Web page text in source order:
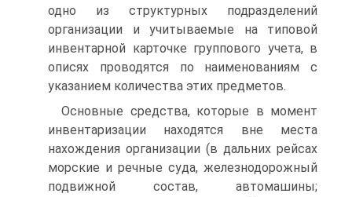
одно из структурных подразделений
организации и учитываемые на типовой
инвентарной карточке группового учета, в
описях проводятся по наименованиям с
указанием количества этих предметов.
Основные средства, которые в момент
инвентаризации находятся вне места
нахождения организации (в дальних рейсах
морские и речные суда, железнодорожный
подвижной состав, автомашины;